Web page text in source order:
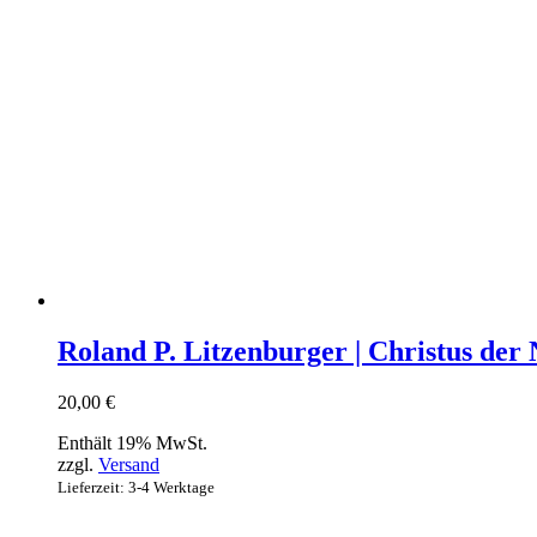
Roland P. Litzenburger | Christus der
20,00 €
Enthält 19% MwSt.
zzgl. Versand
Lieferzeit: 3-4 Werktage